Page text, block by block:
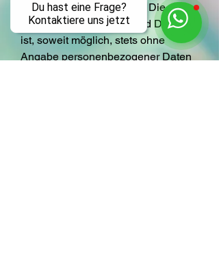
Du hast eine Frage?
Kontaktiere uns jetzt
stets auf freiwilliger Basis. Die
Nutzung der Angebote und Dienste
ist, soweit möglich, stets ohne
Angabe personenbezogener Daten